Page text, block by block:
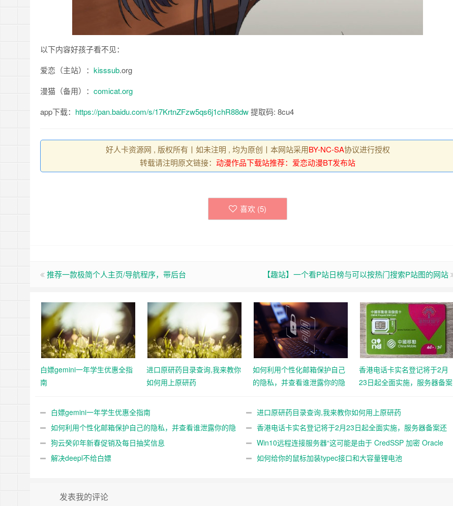
以下内容好孩子看不见：
爱恋（主站）： kisssub.org
漫猫（备用）： comicat.org
app下载： https://pan.baidu.com/s/17KrtnZFzw5qs6j1chR88dw提取码: 8cu4
好人卡资源网 , 版权所有丨如未注明 , 均为原创丨本网站采用BY-NC-SA协议进行授权
转载请注明原文链接： 动漫作品下载站推荐：爱恋动漫BT发布站
喜欢 (5)
推荐一款极简个人主页/导航程序，带后台 【趣站】一个看P站日榜与可以按热门搜索P站图的网站
白嫖gemini一年学生优惠全指
南
进口原研药目录查询,我来教你
如何用上原研药
如何利用个性化邮箱保护自己
的隐私，并查看谁泄露你的隐
香港电话卡实名登记将于2月
23日起全面实施，服务器备案
白嫖gemini一年学生优惠全指南
进口原研药目录查询,我来教你如何用上原研药
如何利用个性化邮箱保护自己的隐私，并查看谁泄露你的隐
私
香港电话卡实名登记将于2月23日起全面实施，服务器备案还
远吗？
狗云癸卯年新春促销及每日抽奖信息
Win10远程连接服务器“这可能是由于 CredSSP 加密 Oracle
修正”解决办法
解决deepl不给白嫖 如何给你的鼠标加装typec接口和大容量锂电池
发表我的评论